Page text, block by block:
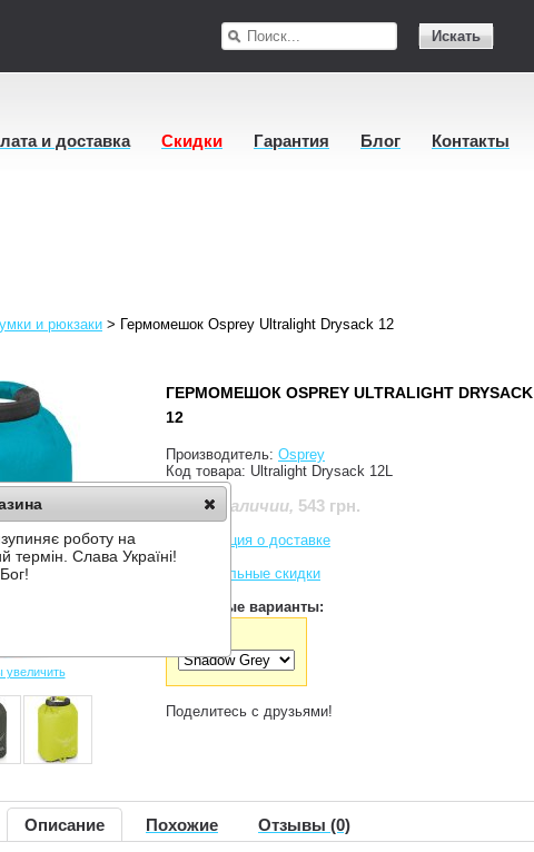
Искать
и доставка Скидки Гарантия Блог Контакты
и рюкзаки > Гермомешок Osprey Ultralight Drysack 12
увеличить
ГЕРМОМЕШОК OSPREY ULTRALIGHT DRYSACK
12
Производитель: Osprey
Код товара: Ultralight Drysack 12L
Нет в наличии, 543 грн.
Информация о доставке
Накопительные скидки
Доступные варианты:
Поделитесь с друзьями!
Описание Похожие Отзывы (0)
роботу на
термін. Слава Україні!